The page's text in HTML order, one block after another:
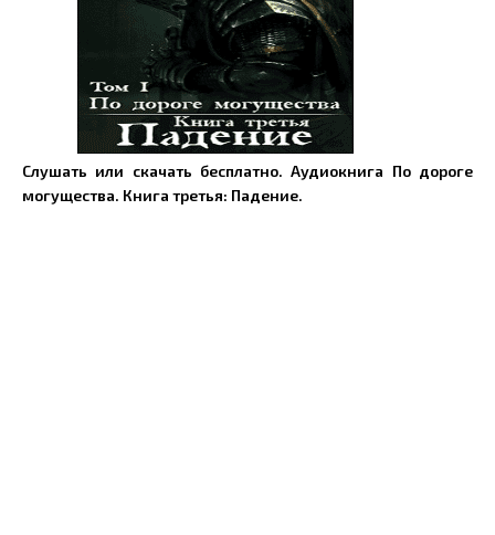
Слушать или скачать бесплатно. Аудиокнига По дороге
могущества. Книга третья: Падение.